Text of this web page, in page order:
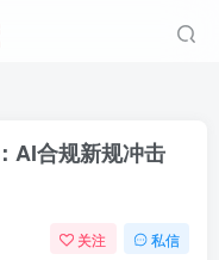
AI合规新规冲击
关注 私信